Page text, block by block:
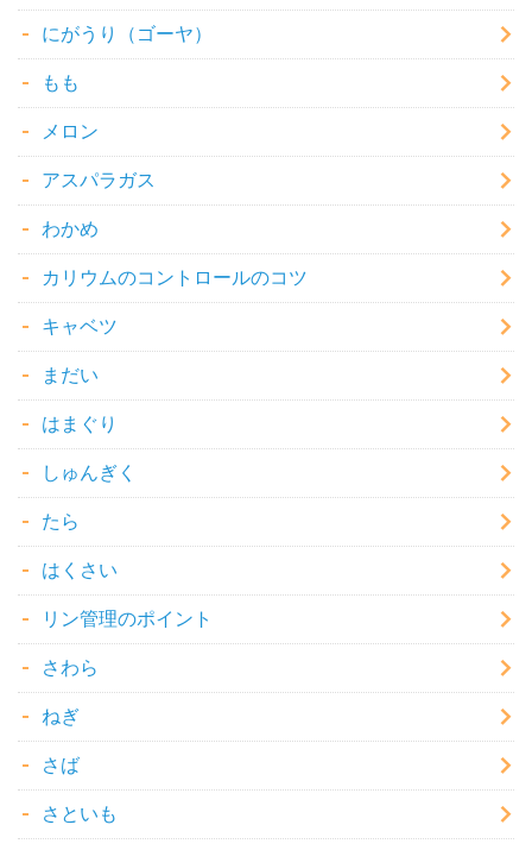
にがうり（ゴーヤ）
もも
メロン
アスパラガス
わかめ
カリウムのコントロールのコツ
キャベツ
まだい
はまぐり
しゅんぎく
たら
はくさい
リン管理のポイント
さわら
ねぎ
さば
さといも